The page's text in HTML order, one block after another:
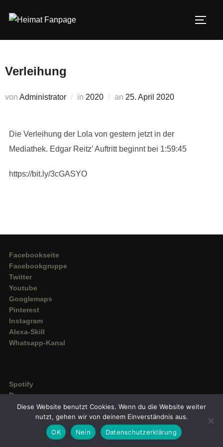
Inhalt
Verleihung
von Administrator in 2020 an Veröffentlicht
25. April 2020
Die Verleihung der Lola von gestern jetzt in der
Mediathek. Edgar Reitz’ Auftritt beginnt bei 1:59:45
https://bit.ly/3cGASYO
Facebookseite
Facebookgruppe
Twitter
Youtube
Googlemaps
Pinterest
Instagram
Alexa-Skill
Whatsapp-Kanal
Spotify
Deezer
Amazon Music
Diese Website benutzt Cookies. Wenn du die Website weiter
nutzt, gehen wir von deinem Einverständnis aus.
OK
Nein Datenschutzerklärung